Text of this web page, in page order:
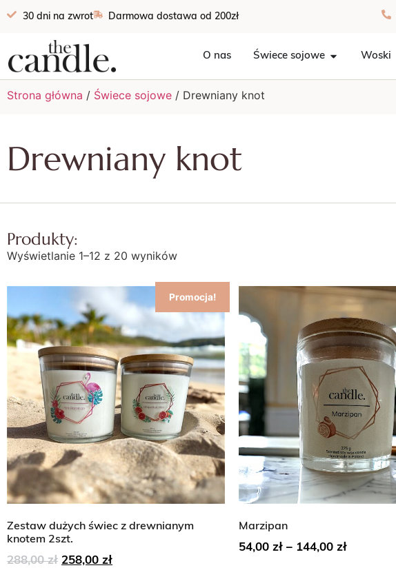
30 dni na zwrot Darmowa dostawa od 200zł
O nas Świece sojowe Woski
Strona główna / Świece sojowe / Drewniany knot
Drewniany knot
Produkty:
Wyświetlanie 1–12 z 20 wyników
Promocja!
Zestaw dużych świec z drewnianym
knotem 2szt.
288,00zł 258,00 zł
Marzipan
54,00 zł – 144,00 zł